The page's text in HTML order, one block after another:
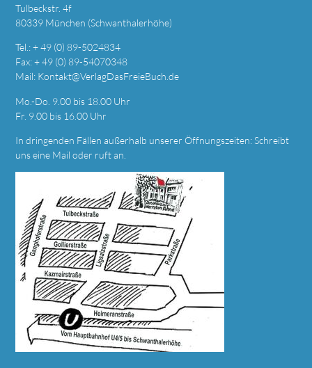
Tulbeckstr. 4f
80339 München (Schwanthalerhöhe)
Tel.: + 49 (0) 89-5024834
Fax: + 49 (0) 89-54070348
Mail: Kontakt@VerlagDasFreieBuch.de
Mo.-Do. 9.00 bis 18.00 Uhr
Fr. 9.00 bis 16.00 Uhr
In dringenden Fällen außerhalb unserer Öffnungszeiten: Schreibt
uns eine Mailoder ruft an.